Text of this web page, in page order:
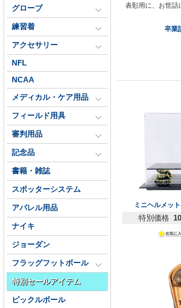
グローブ
練習着
アクセサリー
NFL
NCAA
メディカル・ケア用品
フィールド用具
審判用品
記念品
書籍・雑誌
スポッターシステム
アパレル用品
ナイキ
ジョーダン
フラッグフットボール
特別セールアイテム
ピックルボール
表彰用に、お世話
卒業
ミニヘルメッ
特別価格